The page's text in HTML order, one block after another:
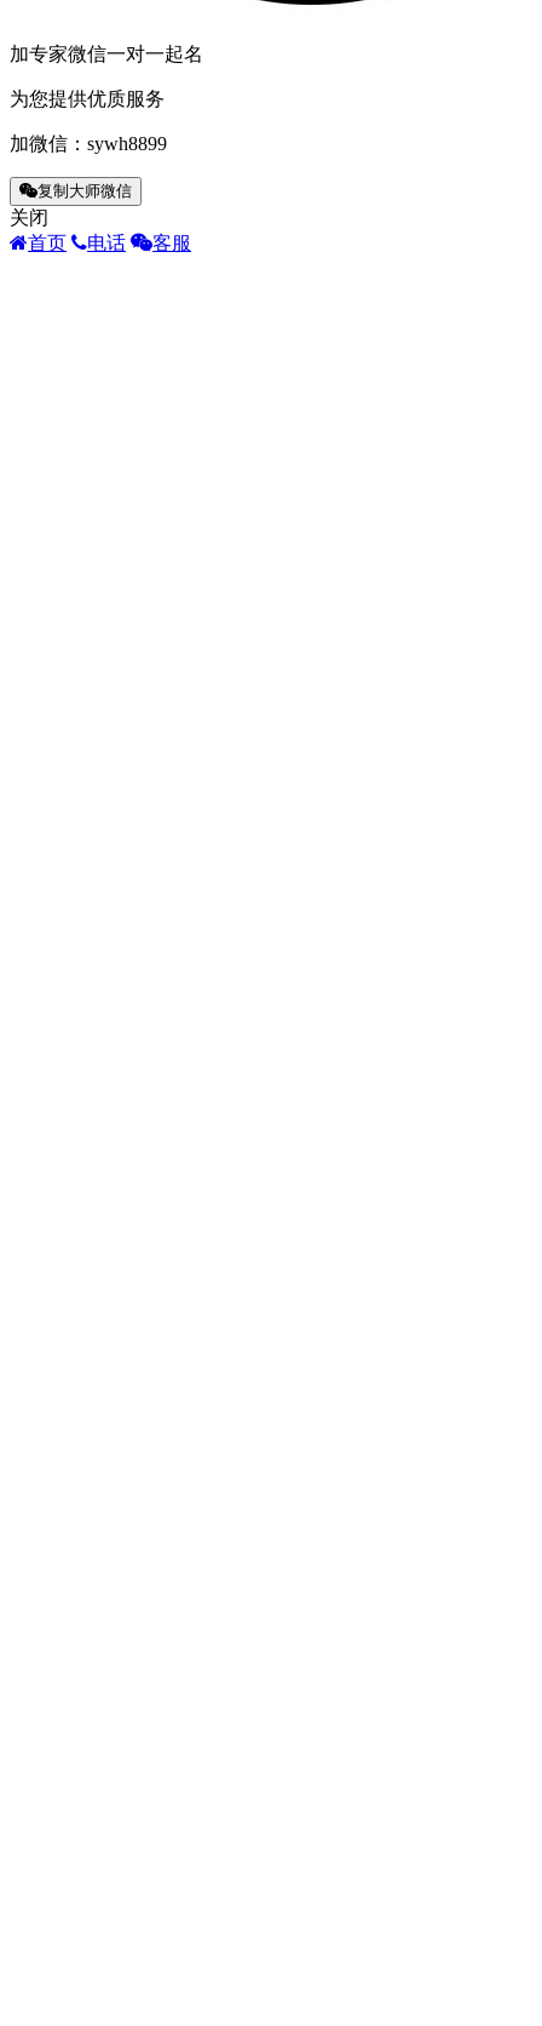
加专家微信一对一起名
为您提供优质服务
加微信： sywh8899
复制大师微信
关闭
首页
电话 客服